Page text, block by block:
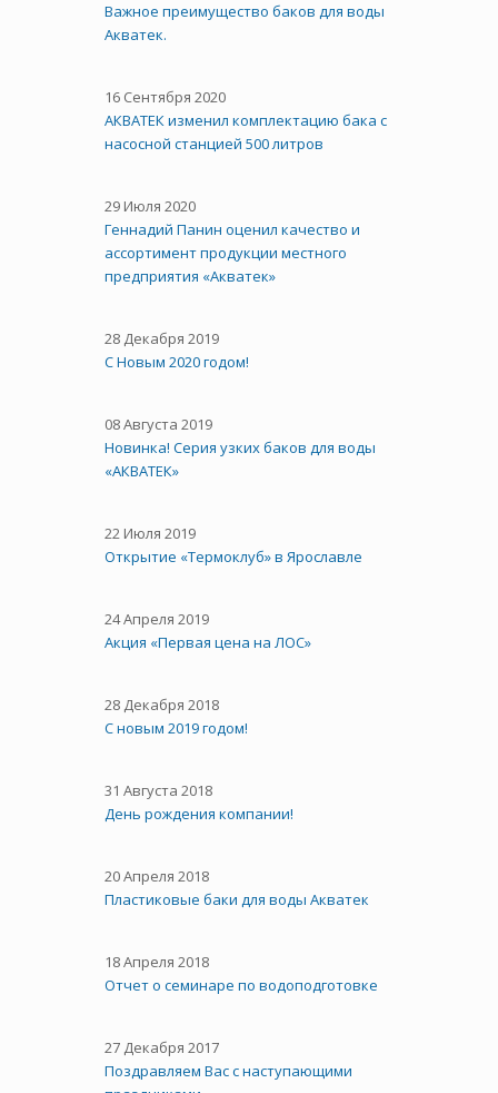
Важное преимущество баков для воды
Акватек.
16 Сентября 2020
АКВАТЕК изменил комплектацию бака с
насосной станцией 500 литров
29 Июля 2020
Геннадий Панин оценил качество и
ассортимент продукции местного
предприятия «Акватек»
28 Декабря 2019
С Новым 2020 годом!
08 Августа 2019
Новинка! Серия узких баков для воды
«АКВАТЕК»
22 Июля 2019
Открытие «Термоклуб» в Ярославле
24 Апреля 2019
Акция «Первая цена на ЛОС»
28 Декабря 2018
С новым 2019 годом!
31 Августа 2018
День рождения компании!
20 Апреля 2018
Пластиковые баки для воды Акватек
18 Апреля 2018
Отчет о семинаре по водоподготовке
27 Декабря 2017
Поздравляем Вас с наступающими